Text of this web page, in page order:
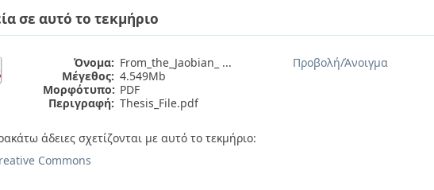
σε αυτό το τεκμήριο
Όνομα: From_the_Jaobian_ ...
Μέγεθος: 4.549Mb
Μορφότυπο: PDF
Περιγραφή: Thesis_File.pdf
Προβολή/Άνοιγμα
άδειες σχετίζονται με αυτό το τεκμήριο:
Commons